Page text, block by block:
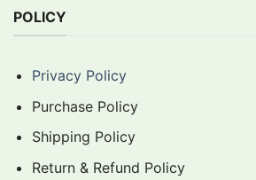
POLICY
Privacy Policy
Purchase Policy
Shipping Policy
Return & Refund Policy